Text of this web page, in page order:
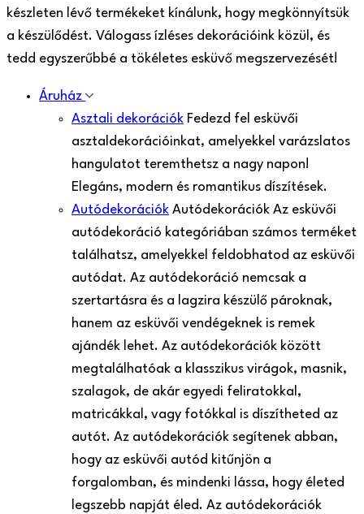
készleten lévő termékeket kínálunk, hogy megkönnyítsük
a készülődést. Válogass ízléses dekorációink közül, és
tedd egyszerűbbé a tökéletes esküvő megszervezését!
Áruház
Asztali dekorációk Fedezd fel esküvői
asztaldekorációinkat, amelyekkel varázslatos
hangulatot teremthetsz a nagy napon!
Elegáns, modern és romantikus díszítések.
Autódekorációk Autódekorációk Az esküvői
autódekoráció kategóriában számos terméket
találhatsz, amelyekkel feldobhatod az esküvői
autódat. Az autódekoráció nemcsak a
szertartásra és a lagzira készülő pároknak,
hanem az esküvői vendégeknek is remek
ajándék lehet. Az autódekorációk között
megtalálhatóak a klasszikus virágok, masnik,
szalagok, de akár egyedi feliratokkal,
matricákkal, vagy fotókkal is díszítheted az
autót. Az autódekorációk segítenek abban,
hogy az esküvői autód kitűnjön a
forgalomban, és mindenki lássa, hogy életed
legszebb napját éled. Az autódekorációk